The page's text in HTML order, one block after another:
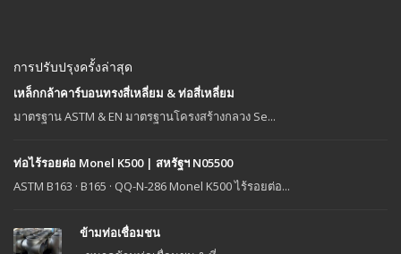
การปรับปรุงครั้งล่าสุด
เหล็กกล้าคาร์บอนทรงสี่เหลี่ยม & ท่อสี่เหลี่ยม
มาตรฐาน ASTM & EN มาตรฐานโครงสร้างกลวง Se...
ท่อไร้รอยต่อ Monel K500 | สหรัฐฯ N05500
ASTM B163 · B165 · QQ-N-286 Monel K500 ไร้รอยต่อ...
ข้ามท่อเชื่อมชน